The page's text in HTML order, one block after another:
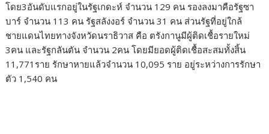
โดย3อันดับแรกอยู่ในรัฐเกดะห์ จำนวน 129 คน รองลงมาคือรัฐซา
บาร์ จำนวน 113 คน รัฐสลังงอร์ จำนวน 31 คน ส่วนรัฐที่อยู่ใกล้
ชายแดนไทยทางจังหวัดนราธิวาส คือ ตรังกานูมีผู้ติดเชื้อรายใหม่
3คน และรัฐกลันตัน จำนวน 2คน โดยมียอดผู้ติดเชื้อสะสมทั้งสิ้น
11,771ราย รักษาหายแล้วจำนวน 10,095 ราย อยู่ระหว่างการรักษา
ตัว 1,540 คน